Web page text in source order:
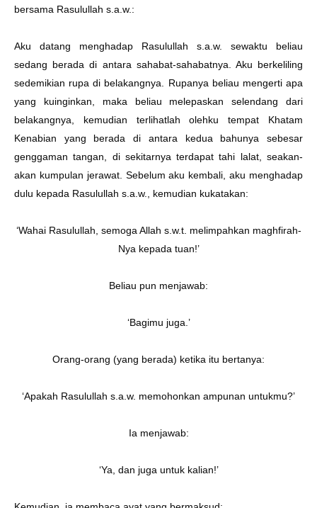
bersama Rasulullah s.a.w.:
Aku datang menghadap Rasulullah s.a.w. sewaktu beliau
sedang berada di antara sahabat-sahabatnya. Aku berkeliling
sedemikian rupa di belakangnya. Rupanya beliau mengerti apa
yang kuinginkan, maka beliau melepaskan selendang dari
belakangnya, kemudian terlihatlah olehku tempat Khatam
Kenabian yang berada di antara kedua bahunya sebesar
genggaman tangan, di sekitarnya terdapat tahi lalat, seakan-
akan kumpulan jerawat. Sebelum aku kembali, aku menghadap
dulu kepada Rasulullah s.a.w., kemudian kukatakan:
‘Wahai Rasulullah, semoga Allah s.w.t. melimpahkan maghfirah-
Nya kepada tuan!’
Beliau pun menjawab:
‘Bagimu juga.’
Orang-orang (yang berada) ketika itu bertanya:
‘Apakah Rasulullah s.a.w. memohonkan ampunan untukmu?’
Ia menjawab:
‘Ya, dan juga untuk kalian!’